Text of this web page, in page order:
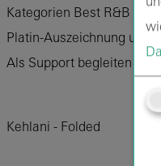
Kategorien Best R&B
Platin-Auszeichnung
Als Support begleiten
Kehlani - Folded